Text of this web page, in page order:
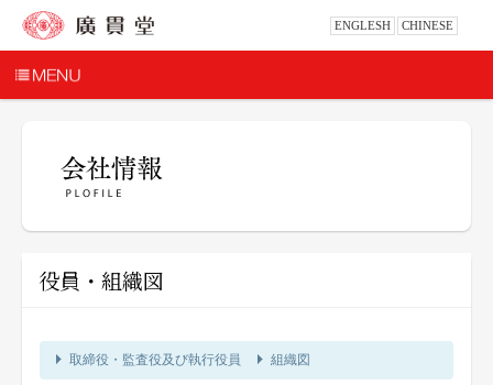
ENGLESH CHINESE
役員・組織図
取締役・監査役及び執行役員 組織図